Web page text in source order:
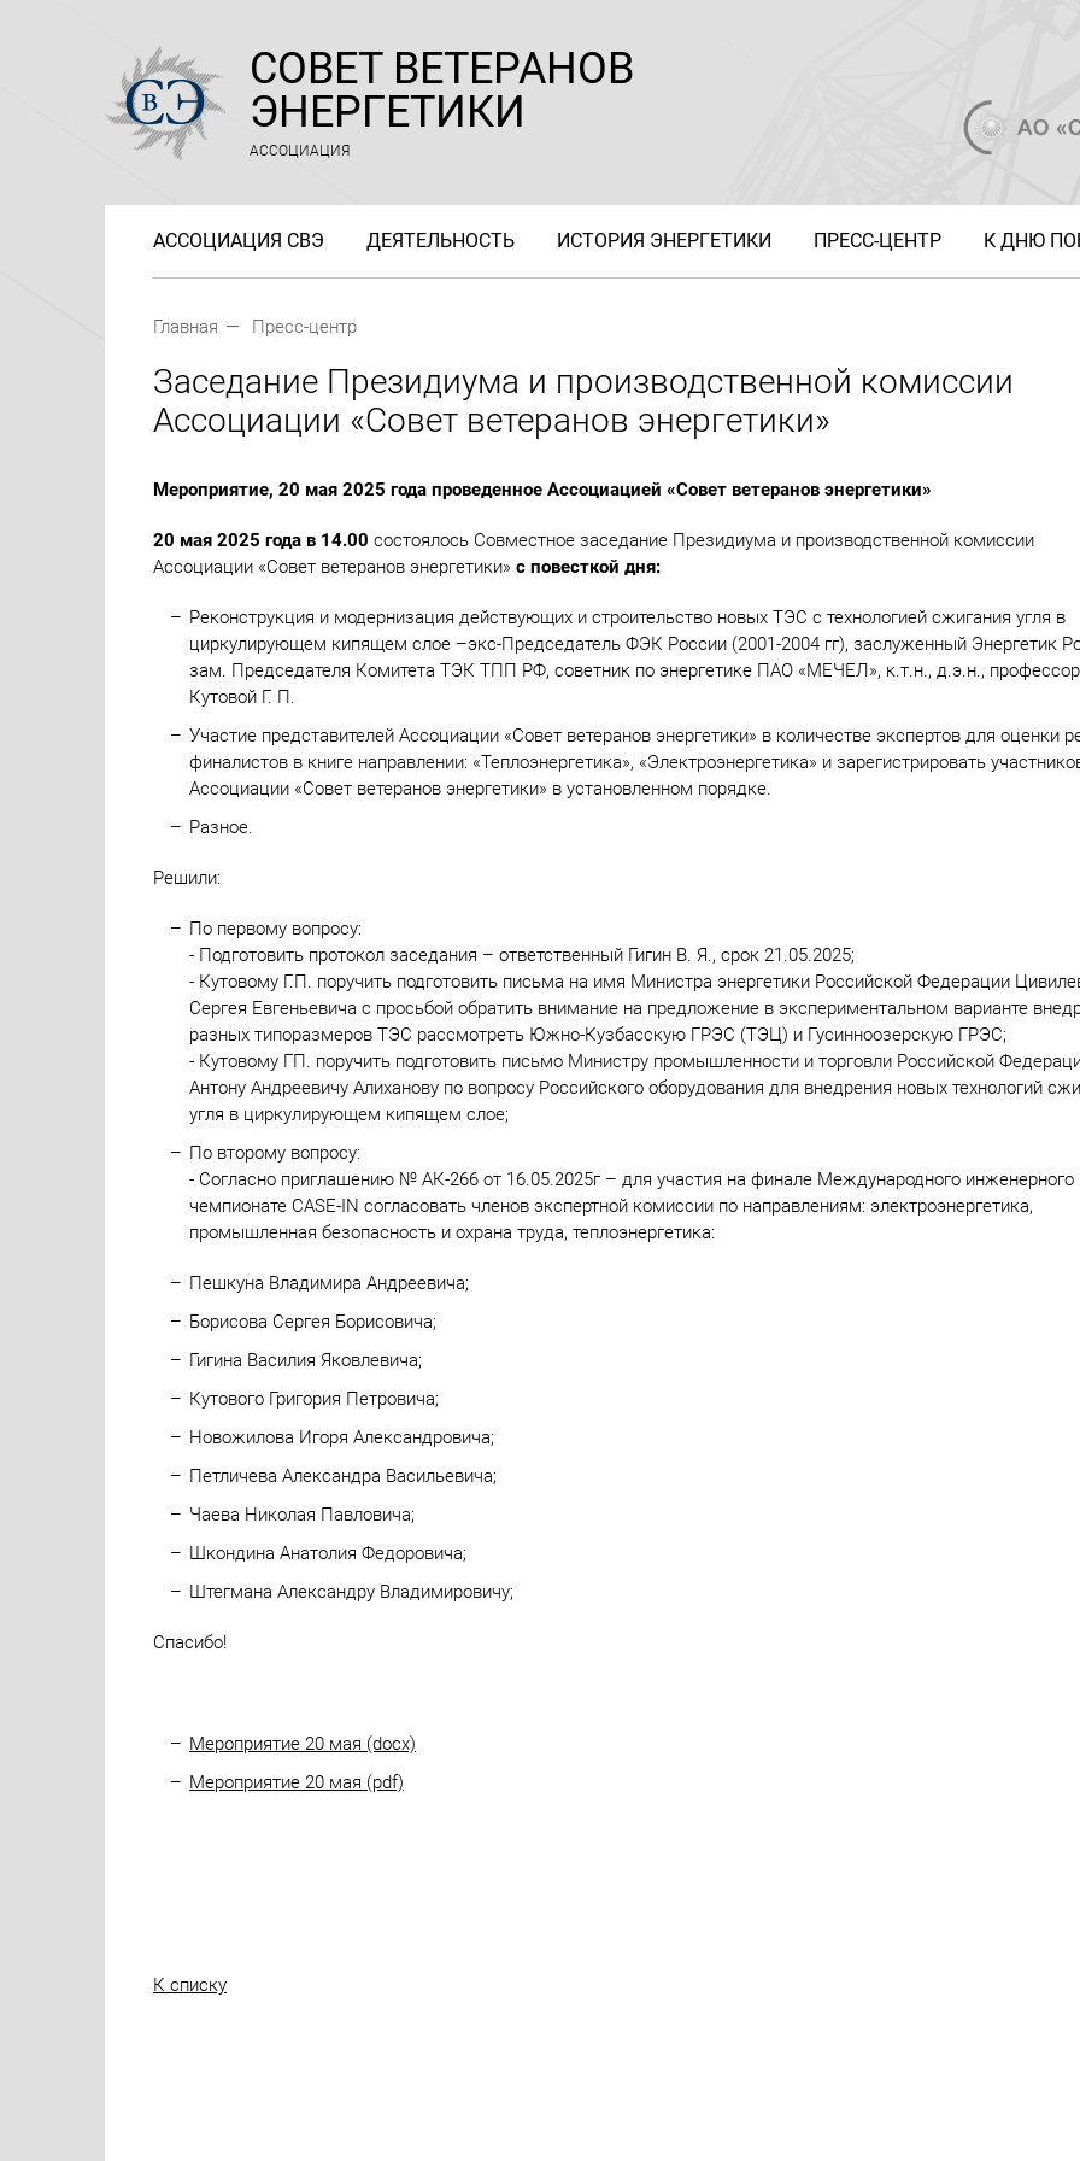
СОВЕТ ВЕТЕРАНОВ
ЭНЕРГЕТИКИ
АССОЦИАЦИЯ
АССОЦИАЦИЯ СВЭ ДЕЯТЕЛЬНОСТЬ ИСТОРИЯ ЭНЕРГЕТИКИ ПРЕСС-ЦЕНТР К ДНЮ
Главная Пресс-центр
Заседание Президиума и производственной комиссии
Ассоциации «Совет ветеранов энергетики»
Мероприятие, 20 мая 2025 года проведенное Ассоциацией «Совет ветеранов энергетики»
20 мая 2025 года в 14.00 состоялось Совместное заседание Президиума и производственной комиссии
Ассоциации «Совет ветеранов энергетики» с повесткой дня:
Реконструкция и модернизация действующих и строительство новых ТЭС с технологией сжигания угля в
циркулирующем кипящем слое –экс-Председатель ФЭК России (2001-2004 гг), заслуженный Энергетик
зам. Председателя Комитета ТЭК ТПП РФ, советник по энергетике ПАО «МЕЧЕЛ», к.т.н., д.э.н.,
Кутовой Г. П.
Участие представителей Ассоциации «Совет ветеранов энергетики» в количестве экспертов для оценки
финалистов в книге направлении: «Теплоэнергетика», «Электроэнергетика» и зарегистрировать
Ассоциации «Совет ветеранов энергетики» в установленном порядке.
Разное.
Решили:
По первому вопросу:
- Подготовить протокол заседания – ответственный Гигин В. Я., срок 21.05.2025;
- Кутовому Г.П. поручить подготовить письма на имя Министра энергетики Российской Федерации
Сергея Евгеньевича с просьбой обратить внимание на предложение в экспериментальном варианте
разных типоразмеров ТЭС рассмотреть Южно-Кузбасскую ГРЭС (ТЭЦ) и Гусинноозерскую ГРЭС;
- Кутовому ГП. поручить подготовить письмо Министру промышленности и торговли Российской
Антону Андреевичу Алиханову по вопросу Российского оборудования для внедрения новых технологий
угля в циркулирующем кипящем слое;
По второму вопросу:
- Согласно приглашению № АК-266 от 16.05.2025г – для участия на финале Международного инженерного
чемпионате CASE-IN согласовать членов экспертной комиссии по направлениям: электроэнергетика,
промышленная безопасность и охрана труда, теплоэнергетика:
Пешкуна Владимира Андреевича;
Борисова Сергея Борисовича;
Гигина Василия Яковлевича;
Кутового Григория Петровича;
Новожилова Игоря Александровича;
Петличева Александра Васильевича;
Чаева Николая Павловича;
Шкондина Анатолия Федоровича;
Штегмана Александру Владимировичу;
Спасибо!
Мероприятие 20 мая (docx)
Мероприятие 20 мая (pdf)
К списку